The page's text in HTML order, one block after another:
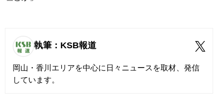
執筆：KSB報道
岡山・香川エリアを中心に日々ニュースを取材、発信
しています。